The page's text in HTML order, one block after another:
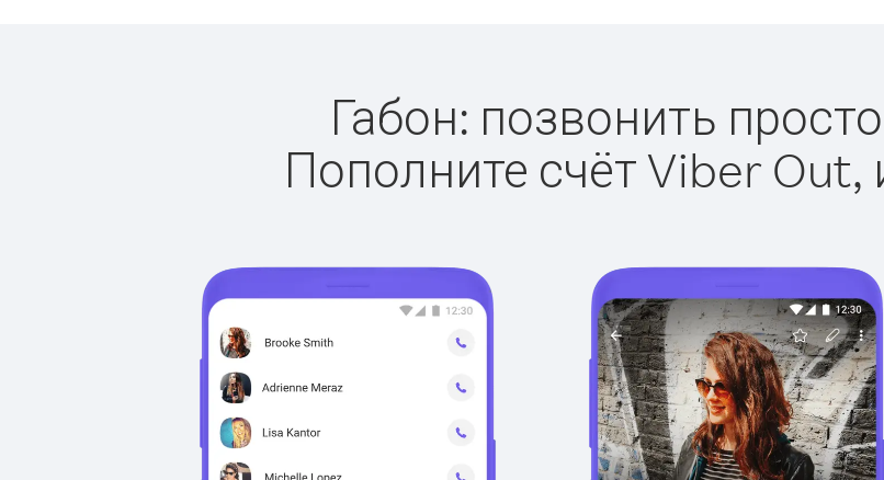
Габон: позвонить
Пополните счёт Viber